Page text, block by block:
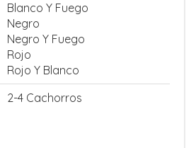
Blanco Y Fuego
Negro
Negro Y Fuego
Rojo
Rojo Y Blanco
2-4 Cachorros